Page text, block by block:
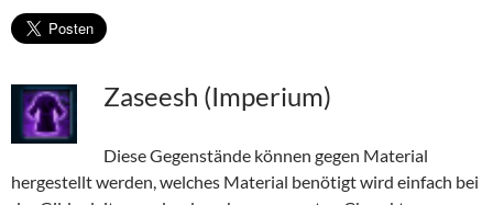
Zaseesh (Imperium)
Diese Gegenstände können gegen Material
hergestellt werden, welches Material benötigt wird einfach bei